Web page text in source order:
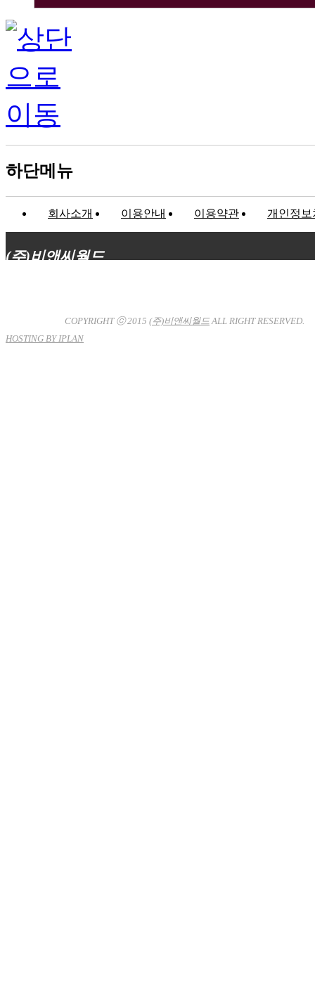
하단메뉴
회사소개 이용안내 이용약관 개인정보
(주)비앤씨월드
COPYRIGHT ⓒ 2015 (주)비앤씨월드ALL RIGHT RESERVED.
HOSTING BY IPLAN